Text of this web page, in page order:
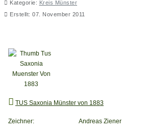
Kategorie: Kreis Münster
Erstellt: 07. November 2011
TUS Saxonia Münster von 1883
Zeichner: Andreas Ziener